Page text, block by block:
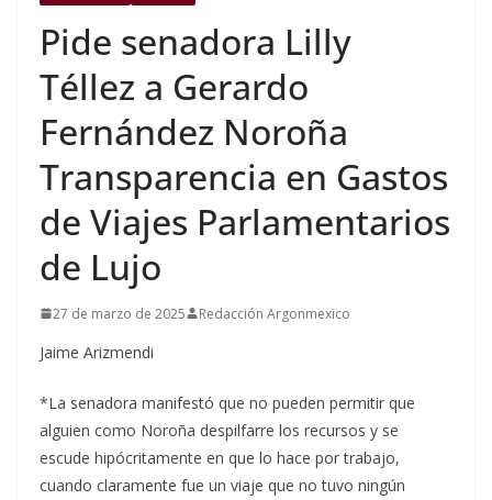
Pide senadora Lilly
Téllez a Gerardo
Fernández Noroña
Transparencia en Gastos
de Viajes Parlamentarios
de Lujo
27 de marzo de 2025 Redacción Argonmexico
Jaime Arizmendi
*La senadora manifestó que no pueden permitir que
alguien como Noroña despilfarre los recursos y se
escude hipócritamente en que lo hace por trabajo,
cuando claramente fue un viaje que no tuvo ningún